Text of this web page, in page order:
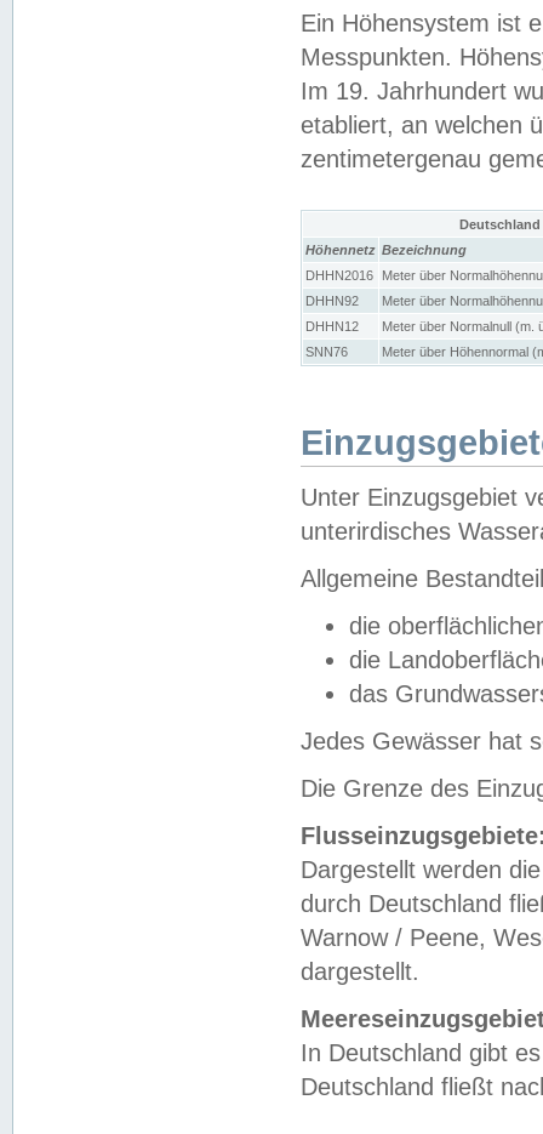
Ein Höhensystem ist
Messpunkten.
Im 19. Jahrhundert
etabliert, an welchen
zentimetergenau
Höhennetz Bezeichnung
DHHN2016
Meter über
DHHN92
Meter über
DHHN12
Meter über Normalnull (m.
SNN76
Meter über Höhennormal
Unter Einzugsgebiet
unterirdisches
Allgemeine
die
die
das
Jedes Gewässer hat
Die Grenze des
Dargestellt werden
durch Deutschland
Warnow / Peene,
dargestellt.
In Deutschland gibt
Deutschland fließt